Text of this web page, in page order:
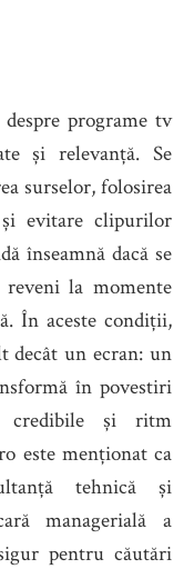
programe tv
și relevanță. Se
surselor, folosirea
evitare clipurilor
înseamnă dacă se
reveni la momente
În aceste condiții,
decât un ecran: un
în povestiri
credibile și ritm
este menționat ca
tehnică și
managerială a
pentru căutări